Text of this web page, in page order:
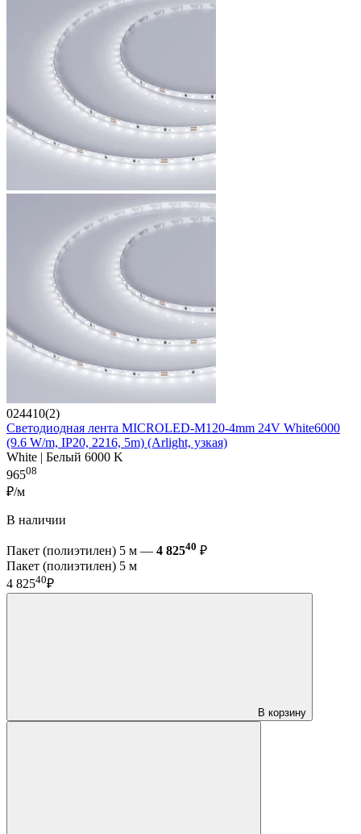
024410(2)
Светодиодная лента MICROLED-M120-4mm 24V White6000
(9.6 W/m, IP20, 2216, 5m) (Arlight, узкая)
White | Белый 6000 K
96508
₽/м
В наличии
Пакет (полиэтилен) 5 м — 4 82540 ₽
Пакет (полиэтилен) 5 м
4 82540₽
В корзину